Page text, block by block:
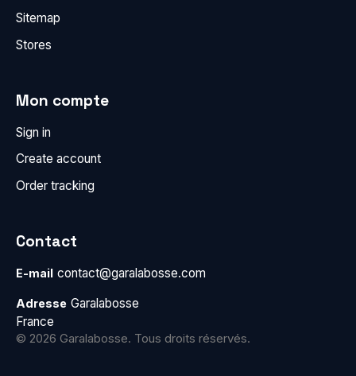
Sitemap
Stores
Mon compte
Sign in
Create account
Order tracking
Contact
E-mail contact@garalabosse.com
Adresse Garalabosse
France
© 2026 Garalabosse. Tous droits réservés.